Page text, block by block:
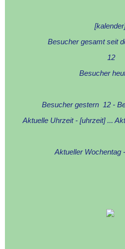
Besucher gesamt seit
12
Besucher
Besucher gestern 12 -
Aktuelle Uhrzeit - [uhrzeit] ...
Aktueller Wochentag